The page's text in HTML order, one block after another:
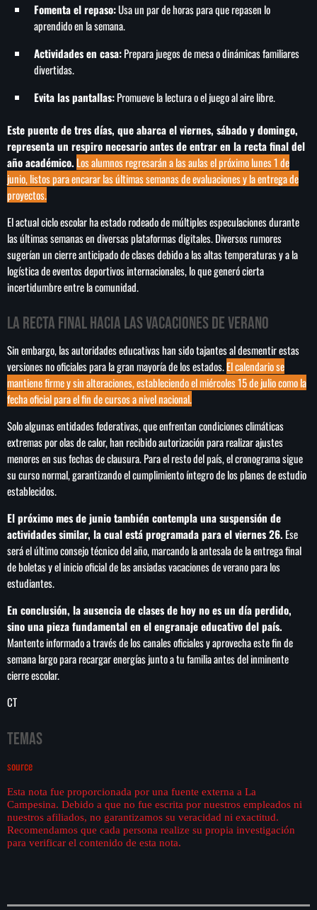
Fomenta el repaso:Usa un par de horas para que repasen lo
aprendido en la semana.
Actividades en casa:Prepara juegos de mesa o dinámicas familiares
divertidas.
Evita las pantallas:Promueve la lectura o el juego al aire libre.
Este puente de tres días, que abarca el viernes, sábado y domingo,
representa un respiro necesario antes de entrar en la recta final del
año académico. Los alumnos regresarán a las aulas el próximo lunes 1 de
junio, listos para encarar las últimas semanas de evaluaciones y la entrega de
proyectos.
El actual ciclo escolar ha estado rodeado de múltiples especulaciones durante
las últimas semanas en diversas plataformas digitales. Diversos rumores
sugerían un cierre anticipado de clases debido a las altas temperaturas y a la
logística de eventos deportivos internacionales, lo que generó cierta
incertidumbre entre la comunidad.
La recta final hacia las vacaciones de verano
Sin embargo, las autoridades educativas han sido tajantes al desmentir estas
versiones no oficiales para la gran mayoría de los estados.El calendario se
mantiene firme y sin alteraciones, estableciendo el miércoles 15 de julio como la
fecha oficial para el fin de cursos a nivel nacional.
Solo algunas entidades federativas, que enfrentan condiciones climáticas
extremas por olas de calor, han recibido autorización para realizar ajustes
menores en sus fechas de clausura. Para el resto del país, el cronograma sigue
su curso normal, garantizando el cumplimiento íntegro de los planes de estudio
establecidos.
El próximo mes de junio también contempla una suspensión de
actividades similar, la cual está programada para el viernes 26. Ese
será el último consejo técnico del año, marcando la antesala de la entrega final
de boletas y el inicio oficial de las ansiadas vacaciones de verano para los
estudiantes.
En conclusión, la ausencia de clases de hoy no es un día perdido,
sino una pieza fundamental en el engranaje educativo del país.
Mantente informado a través de los canales oficiales y aprovecha este fin de
semana largo para recargar energías junto a tu familia antes del inminente
cierre escolar.
CT
Temas
source
Esta nota fue proporcionada por una fuente externa a La
Campesina. Debido a que no fue escrita por nuestros empleados ni
nuestros afiliados, no garantizamos su veracidad ni exactitud.
Recomendamos que cada persona realize su propia investigación
para verificar el contenido de esta nota.